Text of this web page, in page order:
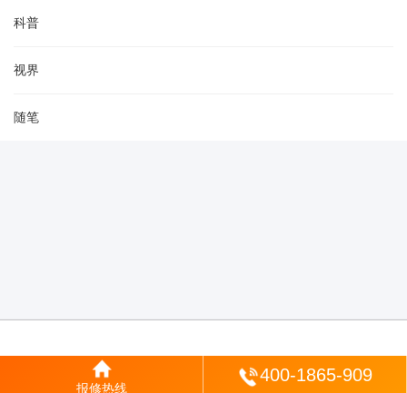
科普
视界
随笔
报修热线
400-1865-909